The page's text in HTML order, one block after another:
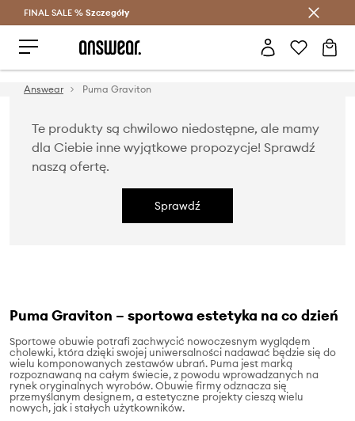
Oszczędzaj z Answear Club >
FINAL SALE % Szczegóły
Answear Puma Graviton
Te produkty są chwilowo niedostępne, ale mamy
dla Ciebie inne wyjątkowe propozycje! Sprawdź
naszą ofertę.
Sprawdź
Puma Graviton – sportowa estetyka na co dzień
Sportowe obuwie potrafi zachwycić nowoczesnym wyglądem
cholewki, która dzięki swojej uniwersalności nadawać będzie się do
wielu komponowanych zestawów ubrań. Puma jest marką
rozpoznawaną na całym świecie, z powodu wprowadzanych na
rynek oryginalnych wyrobów. Obuwie firmy odznacza się
przemyślanym designem, a estetyczne projekty cieszą wielu
nowych, jak i stałych użytkowników.